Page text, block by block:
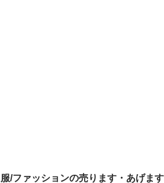
服/ファッションの売ります・あげま